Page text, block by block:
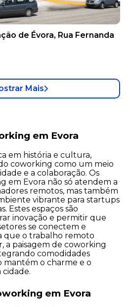
de Évora, Rua Fernanda
Mais
em Evora
em história e cultura,
coworking como um meio
e a colaboração. Os
em Evora não só atendem a
remotos, mas também
vibrante para startups
Estes espaços são
inovação e permitir que
se conectem e
que o trabalho remoto
a paisagem de coworking
comodidades
mantém o charme e o
em Evora